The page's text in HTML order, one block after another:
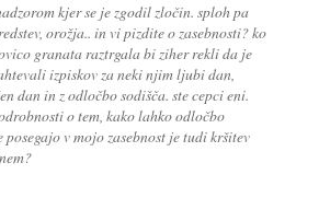
kjer se je zgodil zločin. sploh pa
orožja.. in vi pizdite o zasebnosti? ko
granata raztrgala bi ziher rekli da je
izpiskov za neki njim ljubi dan,
dan in z odločbo sodišča. ste cepci eni.
o tem, kako lahko odločbo
posegajo v mojo zasebnost je tudi kršitev